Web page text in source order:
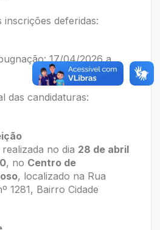
inscrições deferidas:
17/04/2026 a
das candidaturas:
no dia 28 de abril
, no Centro de
, localizado na Rua
1281, Bairro Cidade